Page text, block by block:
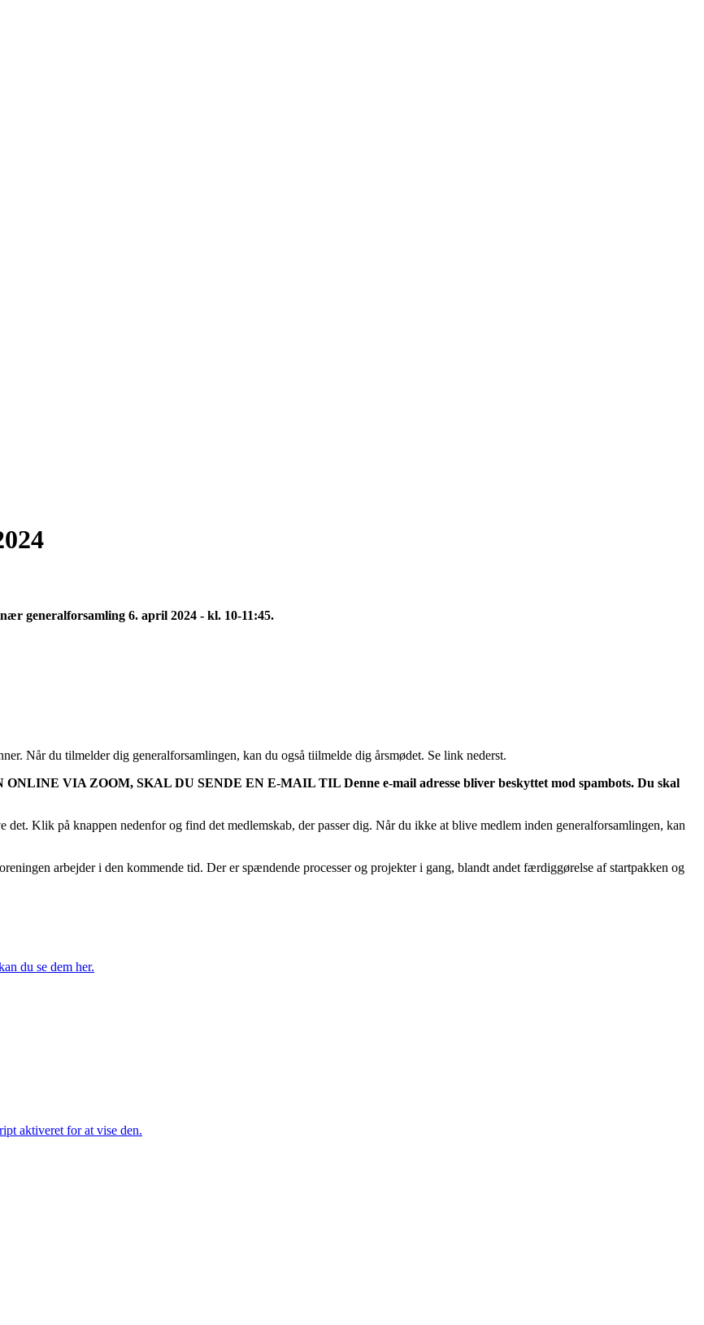
generalforsamling 6. april 2024 - kl. 10-11:45.
Når du tilmelder dig generalforsamlingen, kan du også tiilmelde dig årsmødet. Se link nederst.
VIA ZOOM, SKAL DU SENDE EN E-MAIL TIL Denne e-mail adresse bliver beskyttet mod spambots. Du skal
Klik på knappen nedenfor og find det medlemskab, der passer dig. Når du ikke at blive medlem inden generalforsamlingen, kan
arbejder i den kommende tid. Der er spændende processer og projekter i gang, blandt andet færdiggørelse af startpakken og
du se dem her.
aktiveret for at vise den.